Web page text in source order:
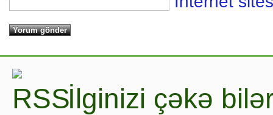
İlginizi çəkə